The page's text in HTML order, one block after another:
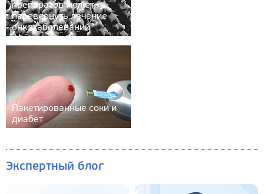
препаратов может
перевернуть лечение
онкозаболеваний
Пакетированные соки и
диабет
Экспертный блог